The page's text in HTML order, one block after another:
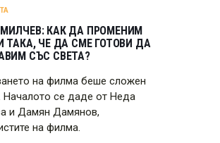
КАК ДА ПРОМЕНИМ
ТАКА, ЧЕ ДА СМЕ ГОТОВИ ДА
СЪС СВЕТА?
на филма беше сложен
Началото се даде от Неда
и Дамян Дамянов,
на филма.